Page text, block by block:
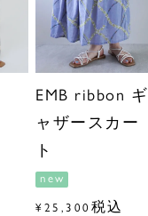
EMB ribbon ギ
ャザースカー
ト
new
¥ 25,300 税込